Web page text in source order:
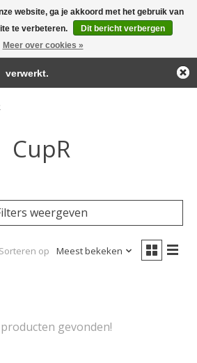
fast shipping!
CupR
weergeven
Sorteren op Meest bekeken
gevonden!
website, ga je akkoord met het gebruik van
te verbeteren.
Dit bericht verbergen
Meer over cookies »
Deze winkel is in aanbouw.
zullen niet worden gehonoreerd of
verwerkt.